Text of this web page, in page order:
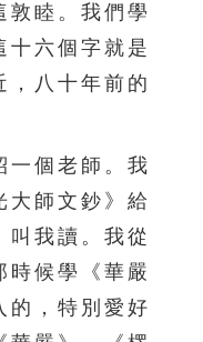
218 219 220
223 224 225
238 239 240
敦睦。我們學
十六個字就是
，八十年前的
個老師。我
大師文鈔》給
叫我讀。我從
時候學《華嚴
的，特別愛好